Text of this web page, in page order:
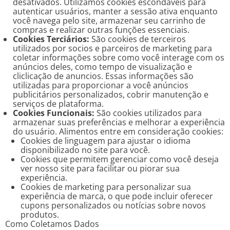
autenticar usuários, manter a sessão ativa enquanto
você navega pelo site, armazenar seu carrinho de
compras e realizar outras funções essenciais.
Cookies Terciários: São cookies de terceiros
utilizados por socios e parceiros de marketing para
coletar informações sobre como você interage com os
anúncios deles, como tempo de visualização e
cliclicação de anuncios. Essas informações são
utilizadas para proporcionar a você anúncios
publicitários personalizados, cobrir manutenção e
serviços de plataforma.
Cookies Funcionais: São cookies utilizados para
armazenar suas preferências e melhorar a experiência
do usuário. Alimentos entre em consideração cookies:
Cookies de linguagem para ajustar o idioma
disponibilizado no site para você.
Cookies que permitem gerenciar como você deseja
ver nosso site para facilitar ou piorar sua
experiência.
Cookies de marketing para personalizar sua
experiência de marca, o que pode incluir oferecer
cupons personalizados ou notícias sobre novos
produtos.
Como Coletamos Dados